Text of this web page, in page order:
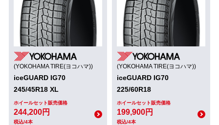
(YOKOHAMA TIRE(ヨコハマ))
iceGUARD IG70
245/45R18 XL
ホイールセット販売価格
244,200円
税込/4本
(YOKOHAMA TIRE(ヨコハマ))
iceGUARD IG70
225/60R18
ホイールセット販売価格
199,900円
税込/4本